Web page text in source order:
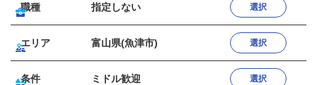
職種 指定しない 選択
エリア 富山県(魚津市) 選択
条件 ミドル歓迎 選択